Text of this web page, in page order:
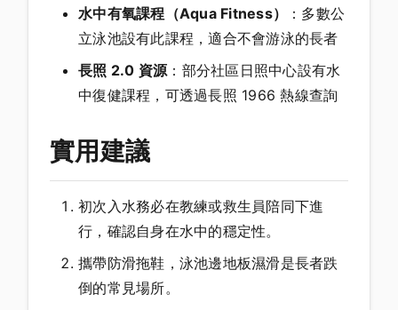
水中有氧課程（Aqua Fitness）
：多數公
立泳池設有此課程，適合不會游泳的長者
長照 2.0 資源：部分社區日照中心設有水
中復健課程，可透過長照 1966 熱線查詢
實用建議
初次入水務必在教練或救生員陪同下進
行，確認自身在水中的穩定性。
攜帶防滑拖鞋，泳池邊地板濕滑是長者跌
倒的常見場所。